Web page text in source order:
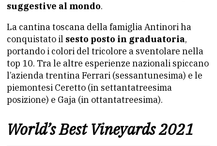
suggestive al mondo.
La cantina toscana della famiglia Antinori ha
conquistato il sesto posto in graduatoria,
portando i colori del tricolore a sventolare nella
top 10. Tra le altre esperienze nazionali spiccano
l’azienda trentina Ferrari (sessantunesima) e le
piemontesi Ceretto (in settantatreesima
posizione) e Gaja (in ottantatreesima).
World’s Best Vineyards 2021